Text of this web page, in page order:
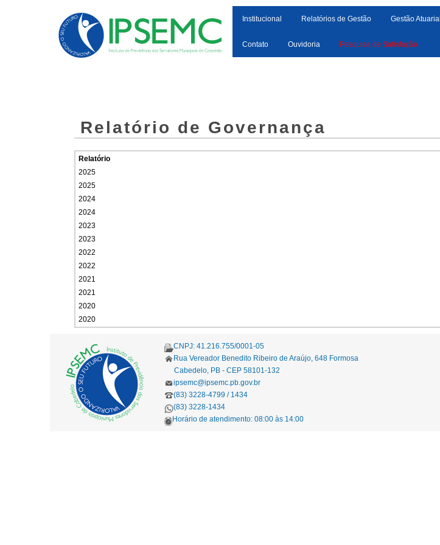
Institucional Relatórios de Gestão Gestão Atuarial
Contato Ouvidoria Pesquisa de Satisfação
Relatório de Governança
Relatório
2025
2025
2024
2024
2023
2023
2022
2022
2021
2021
2020
2020
CNPJ: 41.216.755/0001-05
Rua Vereador Benedito Ribeiro de Araújo, 648 Formosa
Cabedelo, PB - CEP 58101-132
ipsemc@ipsemc.pb.gov.br
(83) 3228-4799 / 1434
(83) 3228-1434
Horário de atendimento: 08:00 às 14:00